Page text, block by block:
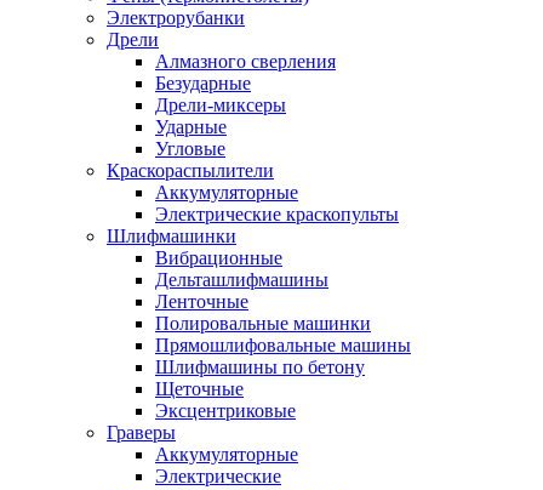
Электрорубанки
Дрели
Алмазного сверления
Безударные
Дрели-миксеры
Ударные
Угловые
Краскораспылители
Аккумуляторные
Электрические краскопульты
Шлифмашинки
Вибрационные
Дельташлифмашины
Ленточные
Полировальные машинки
Прямошлифовальные машины
Шлифмашины по бетону
Щеточные
Эксцентриковые
Граверы
Аккумуляторные
Электрические